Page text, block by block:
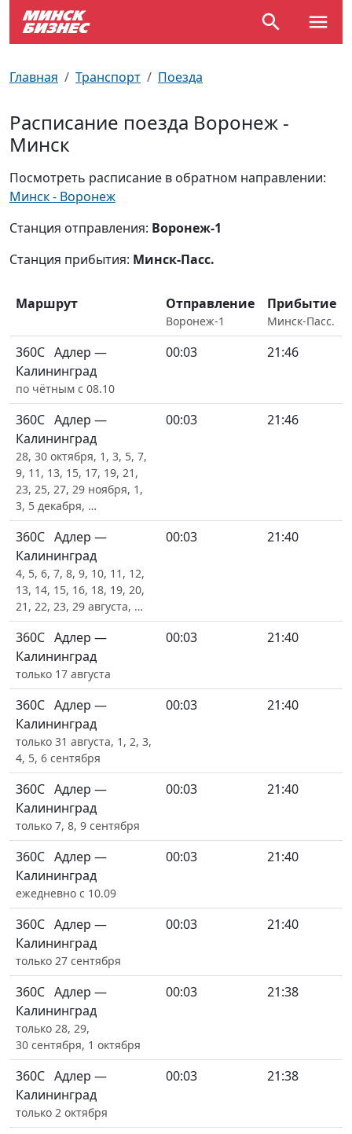
Главная Транспорт Поезда
Расписание поезда Воронеж -
Минск
Посмотреть расписание в обратном направлении:
Минск - Воронеж
Станция отправления: Воронеж-1
Станция прибытия: Минск-Пасс.
Маршрут Отправление
Воронеж-1
Прибытие
Минск-Пасс.
360С Адлер —
Калининград
по чётным с 08.10
00:03 21:46
360С Адлер —
Калининград
28, 30 октября, 1, 3, 5, 7,
9, 11, 13, 15, 17, 19, 21,
23, 25, 27, 29 ноября, 1,
3, 5 декабря, …
00:03 21:46
360С Адлер —
Калининград
4, 5, 6, 7, 8, 9, 10, 11, 12,
13, 14, 15, 16, 18, 19, 20,
21, 22, 23, 29 августа, …
00:03 21:40
360С Адлер —
Калининград
только 17 августа
00:03 21:40
360С Адлер —
Калининград
только 31 августа, 1, 2, 3,
4, 5, 6 сентября
00:03 21:40
360С Адлер —
Калининград
только 7, 8, 9 сентября
00:03 21:40
360С Адлер —
Калининград
ежедневно с 10.09
00:03 21:40
360С Адлер —
Калининград
только 27 сентября
00:03 21:40
360С Адлер —
Калининград
только 28, 29,
30 сентября, 1 октября
00:03 21:38
360С Адлер —
Калининград
только 2 октября
00:03 21:38
Возле метро
Почтовые индексы
Улицы Минска
Производственный календарь
Документы для ЗАГСа
Схема метро
Пробки на дорогах
Самолеты